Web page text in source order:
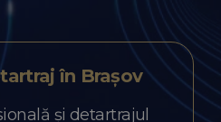
în Brașov
și detartrajul